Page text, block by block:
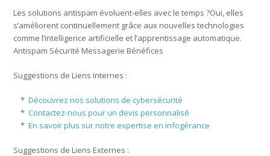
Les solutions antispam évoluent-elles avec le temps ?Oui, elles
s’améliorent continuellement grâce aux nouvelles technologies
comme l’intelligence artificielle et l’apprentissage automatique.
Antispam Sécurité Messagerie Bénéfices
Suggestions de Liens Internes :
* Découvrez nos solutions de cybersécurité
*Contactez-nous pour un devis personnalisé
*En savoir plus sur notre expertise en infogérance
Suggestions de Liens Externes :